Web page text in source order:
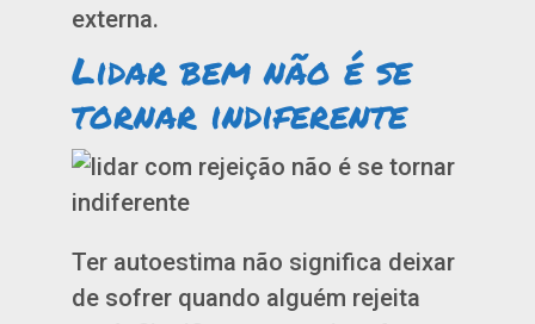
externa.
Lidar bem não é se
tornar indiferente
Ter autoestima não significa deixar
de sofrer quando alguém rejeita